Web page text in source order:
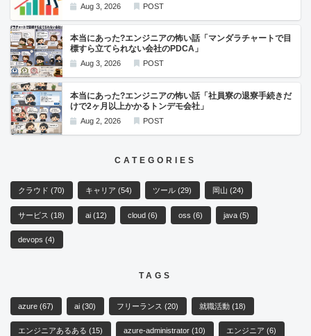
Aug 3, 2026 POST
本当にあった?エンジニアの怖い話「マンダラチャートで目
標すら立てられない会社のPDCA」
Aug 3, 2026 POST
本当にあった?エンジニアの怖い話「社員寮の退寮手続きだ
けで2ヶ月以上かかるトンデモ会社」
Aug 2, 2026 POST
CATEGORIES
クラウド(70) キャリア(54) ツール(29) 岡山(24)
サービス(18) ai(12) cloud(6) oss(6) java(5)
devops(4)
TAGS
azure(67) ai(30) フリーランス(20) 就職活動(18)
エンジニアあるある(15) azure-administrator(10) エンジニア(6)